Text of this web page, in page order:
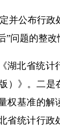
并公布行政
”问题的整改
湖北省统计
）》。二是
权基准的解
省统计行政